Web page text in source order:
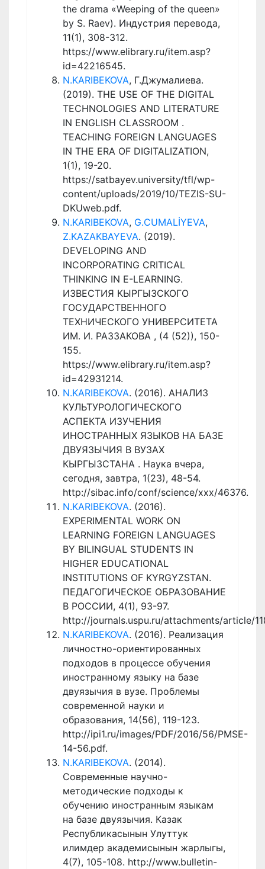
the drama «Weeping of the queen»
by S. Raev). Индустрия перевода,
11(1), 308-312.
https://www.elibrary.ru/item.asp?
id=42216545.
N.KARIBEKOVA, Г.Джумалиева.
(2019). THE USE OF THE DIGITAL
TECHNOLOGIES AND LITERATURE
IN ENGLISH CLASSROOM .
TEACHING FOREIGN LANGUAGES
IN THE ERA OF DIGITALIZATION,
1(1), 19-20.
https://satbayev.university/tfl/wp-
content/uploads/2019/10/TEZIS-SU-
DKUweb.pdf.
N.KARIBEKOVA, G.CUMALİYEVA,
Z.KAZAKBAYEVA. (2019).
DEVELOPING AND
INCORPORATING CRITICAL
THINKING IN E-LEARNING.
ИЗВЕСТИЯ КЫРГЫЗСКОГО
ГОСУДАРСТВЕННОГО
ТЕХНИЧЕСКОГО УНИВЕРСИТЕТА
ИМ. И. РАЗЗАКОВА , (4 (52)), 150-
155.
https://www.elibrary.ru/item.asp?
id=42931214.
N.KARIBEKOVA. (2016). АНАЛИЗ
КУЛЬТУРОЛОГИЧЕСКОГО
АСПЕКТА ИЗУЧЕНИЯ
ИНОСТРАННЫХ ЯЗЫКОВ НА БАЗЕ
ДВУЯЗЫЧИЯ В ВУЗАХ
КЫРГЫЗСТАНА . Наука вчера,
сегодня, завтра, 1(23), 48-54.
http://sibac.info/conf/science/xxx/46376.
N.KARIBEKOVA. (2016).
EXPERIMENTAL WORK ON
LEARNING FOREIGN LANGUAGES
BY BILINGUAL STUDENTS IN
HIGHER EDUCATIONAL
INSTITUTIONS OF KYRGYZSTAN.
ПЕДАГОГИЧЕСКОЕ ОБРАЗОВАНИЕ
В РОССИИ, 4(1), 93-97.
http://journals.uspu.ru/attachments/article/
N.KARIBEKOVA. (2016). Реализация
личностно-ориентированных
подходов в процессе обучения
иностранному языку на базе
двуязычия в вузе. Проблемы
современной науки и
образования, 14(56), 119-123.
http://ipi1.ru/images/PDF/2016/56/PMSE-
14-56.pdf.
N.KARIBEKOVA. (2014).
Современные научно-
методические подходы к
обучению иностранным языкам
на базе двуязычия. Казак
Республикасынын Улуттук
илимдер академисынын жарлыгы,
4(7), 105-108. http://www.bulletin-